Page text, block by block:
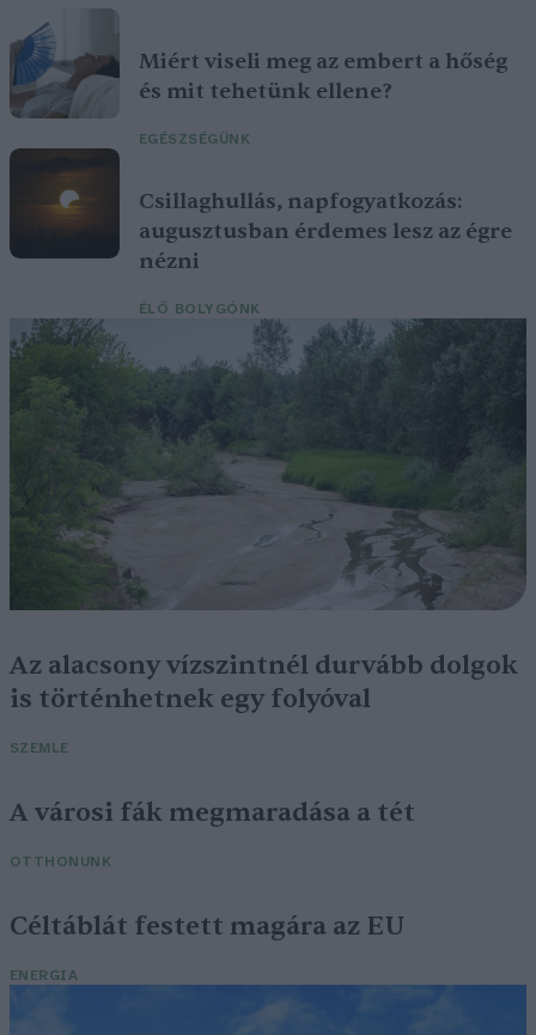
Miért viseli meg az embert a hőség
és mit tehetünk ellene?
EGÉSZSÉGÜNK
Csillaghullás, napfogyatkozás:
augusztusban érdemes lesz az égre
nézni
ÉLŐ BOLYGÓNK
Az alacsony vízszintnél durvább dolgok
is történhetnek egy folyóval
SZEMLE
A városi fák megmaradása a tét
OTTHONUNK
Céltáblát festett magára az EU
ENERGIA